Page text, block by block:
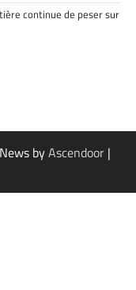
continue de peser sur
byAscendoor |